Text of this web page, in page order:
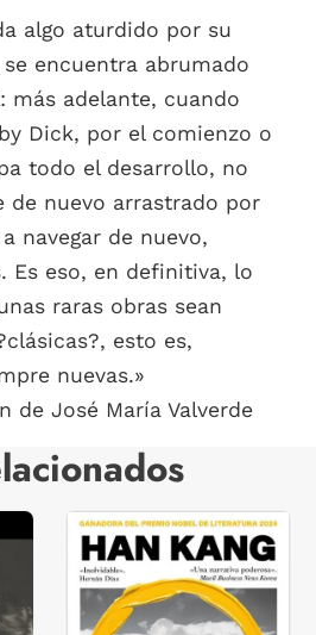
algo aturdido por su
se encuentra abrumado
más adelante, cuando
Dick, por el comienzo o
todo el desarrollo, no
de nuevo arrastrado por
navegar de nuevo,
Es eso, en definitiva, lo
raras obras sean
esto es,
nuevas.»
de José María Valverde